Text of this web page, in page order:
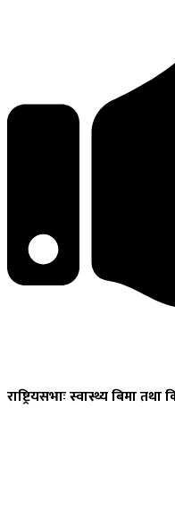
राष्ट्रियसभाःस्वास्थ्य बिमा तथा